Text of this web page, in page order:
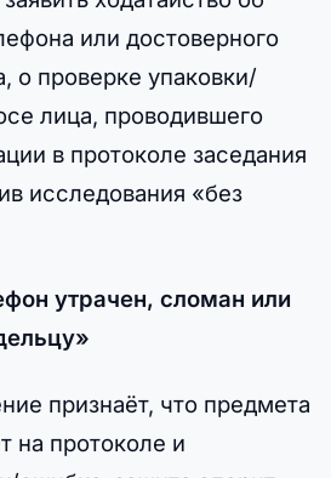
или достоверного
о проверке упаковки/
лица, проводившего
в протоколе заседания
исследования «без
утрачен, сломан или
признаёт, что предмета
на протоколе и